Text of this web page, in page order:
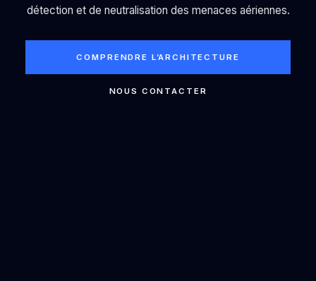
détection et de neutralisation des menaces aériennes.
COMPRENDRE L’ARCHITECTURE
NOUS CONTACTER